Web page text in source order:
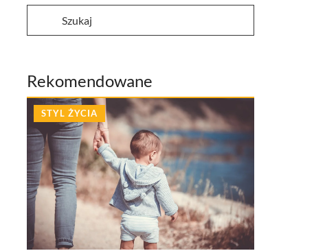
Rekomendowane
STYL ŻYCIA